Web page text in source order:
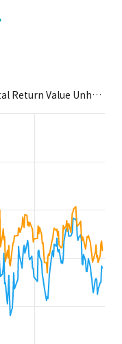
Value Unhedged USD